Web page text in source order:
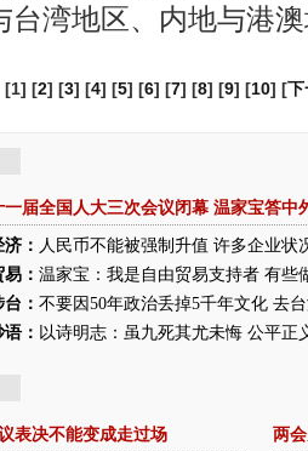
台湾地区、内地与港
[1] [2] [3] [4] [5] [6] [7] [8] [9] [10] [下
一届全国人大三次会议闭幕 温家宝答中
济： 人民币不能被强制升值 许多企业状
易： 温家宝：我是自由贸易支持者 有些
台： 不要因50年政治丢掉5千年文化 去
语： 以诗明志：虽九死其尤未悔 公平正
表决不能变成走过场 两